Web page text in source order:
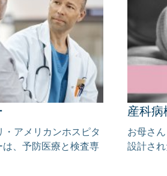
アメリカンホスピタ
、予防医療と検査専
産科病
お母さ
設計さ